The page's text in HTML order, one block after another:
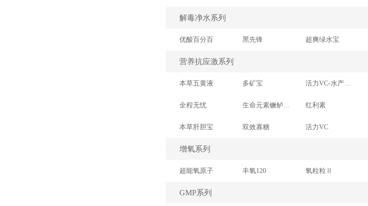
解毒净水系列
优酸百分百 黑先锋 超爽绿水宝
营养抗应激系列
本草五黄液 多矿宝 活力VC-水产用维生素预混合饲料LKⅡ型
全程无忧 生命元素鳜鲈专用 红利素
本草肝胆宝 双效寡糖 活力VC
增氧系列
超能氧原子 丰氧120 氧粒粒Ⅱ
GMP系列